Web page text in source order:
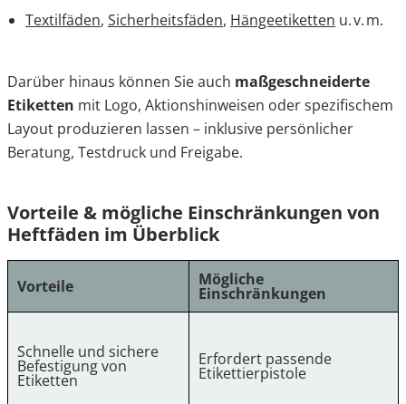
Textilfäden, Sicherheitsfäden, Hängeetiketten u. v. m.
Darüber hinaus können Sie auch maßgeschneiderte
Etiketten mit Logo, Aktionshinweisen oder spezifischem
Layout produzieren lassen – inklusive persönlicher
Beratung, Testdruck und Freigabe.
Vorteile & mögliche Einschränkungen von
Heftfäden im Überblick
Vorteile Mögliche
Einschränkungen
Schnelle und sichere
Befestigung von
Etiketten
Erfordert passende
Etikettierpistole